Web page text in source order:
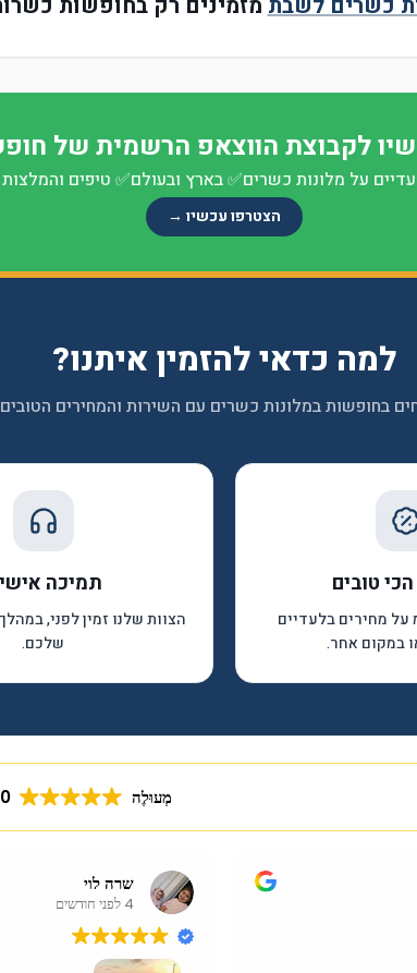
לקבוצת הווצאפ הרשמית של
על מלונות כשרים✅בארץ ובעולם✅ טיפים
הצטרפו עכשיו →
למה כדאי להזמין איתנו?
בחופשות במלונות כשרים עם השירות והמחירים הטובים
טובים
על מחירים בלעדיים
במקום אחר.
תמיכה
הצוות שלנו זמין לפני,
שלכם.
מְעוּלֶה
שרה לוי
4 לפני חודשים